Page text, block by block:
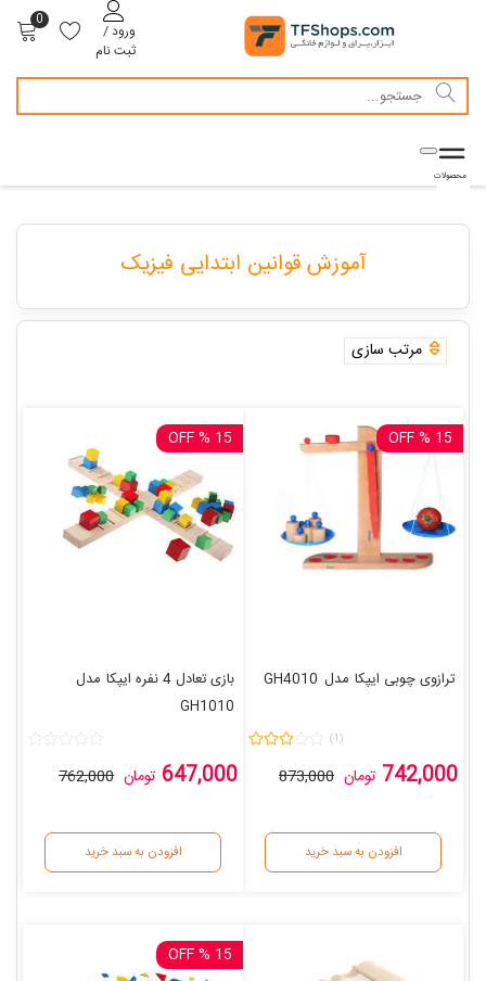
0
ورود /
ثبت نام
آموزش قوانین ابتدایی فیزیک
مرتب سازی
15 % OFF
ترازوی چوبی ایپکا مدل GH4010
(1)
742,000 تومان 873,000
افزودن به سبد خرید
15 % OFF
بازی تعادل 4 نفره ایپکا
مدل
GH1010
647,000 تومان 762,000
افزودن به سبد خرید
15 % OFF